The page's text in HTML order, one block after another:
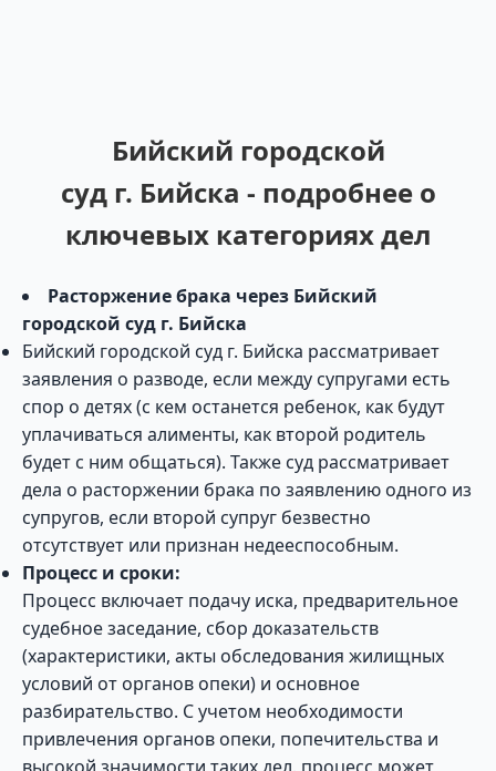
Бийский городской
суд г. Бийска - подробнее о
ключевых категориях дел
Расторжение брака через Бийский
городской суд г. Бийска
Бийский городской суд г. Бийска рассматривает
заявления о разводе, если между супругами есть
спор о детях (с кем останется ребенок, как будут
уплачиваться алименты, как второй родитель
будет с ним общаться). Также суд рассматривает
дела о расторжении брака по заявлению одного из
супругов, если второй супруг безвестно
отсутствует или признан недееспособным.
Процесс и сроки:
Процесс включает подачу иска, предварительное
судебное заседание, сбор доказательств
(характеристики, акты обследования жилищных
условий от органов опеки) и основное
разбирательство. С учетом необходимости
привлечения органов опеки, попечительства и